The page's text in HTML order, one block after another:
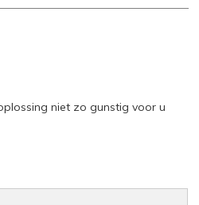
niet zo gunstig voor u